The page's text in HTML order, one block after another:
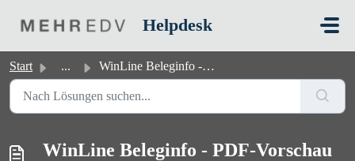
Helpdesk
Start ... WinLine Beleginfo - PDF-Vorschau leer
WinLine Beleginfo - PDF-Vorschau